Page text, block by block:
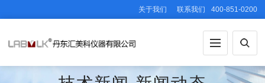
关于我们 联系我们 400-851-0200